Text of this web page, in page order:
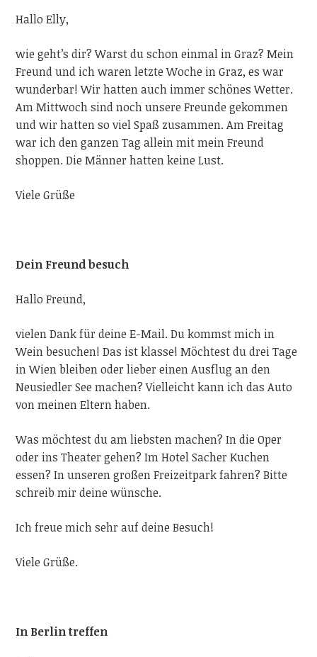
HalloElly,
wie geht’s dir? Warst du schon einmal in Graz? Mein
Freund und ich waren letzte Woche in Graz, es war
wunderbar! Wir hatten auch immer schönes Wetter.
Am Mittwoch sind noch unsere Freunde gekommen
und wir hatten so viel Spaß zusammen. Am Freitag
war ich den ganzen Tag allein mit mein Freund
shoppen. Die Männer hatten keine Lust.
VieleGrüße
Dein Freund besuch
Hallo Freund,
vielen Dank für deine E-Mail. Du kommst mich in
Wein besuchen! Das ist klasse! Möchtest du drei Tage
in Wien bleiben oder lieber einen Ausflug an den
Neusiedler See machen? Vielleicht kann ich das Auto
von meinen Eltern haben.
Was möchtest du am liebsten machen? In die Oper
oder ins Theater gehen? Im Hotel Sacher Kuchen
essen? In unseren großen Freizeitpark fahren? Bitte
schreib mir deine wünsche.
Ich freue mich sehr auf deine Besuch!
Viele Grüße.
In Berlin treffen